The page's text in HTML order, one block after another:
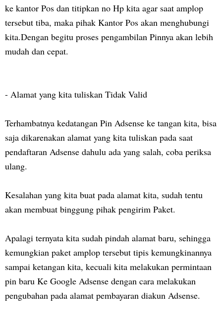
ke kantor Pos dan titipkan no Hp kita agar saat amplop
tersebut tiba, maka pihak Kantor Pos akan menghubungi
kita.Dengan begitu proses pengambilan Pinnya akan lebih
mudah dan cepat.
- Alamat yang kita tuliskan Tidak Valid
Terhambatnya kedatangan Pin Adsense ke tangan kita, bisa
saja dikarenakan alamat yang kita tuliskan pada saat
pendaftaran Adsense dahulu ada yang salah, coba periksa
ulang.
Kesalahan yang kita buat pada alamat kita, sudah tentu
akan membuat binggung pihak pengirim Paket.
Apalagi ternyata kita sudah pindah alamat baru, sehingga
kemungkian paket amplop tersebut tipis kemungkinannya
sampai ketangan kita, kecuali kita melakukan permintaan
pin baru Ke Google Adsense dengan cara melakukan
pengubahan pada alamat pembayaran diakun Adsense.